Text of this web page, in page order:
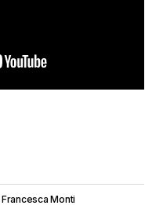
Francesca Monti